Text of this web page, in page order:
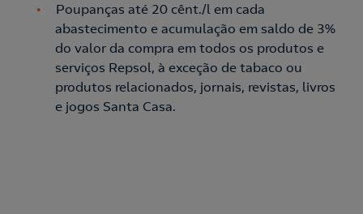
Contacte-nos
Contacte-nos para novas contratações
Nós ligamos!
Poupanças até 20 cênt./l em cada
abastecimento e acumulação em saldo de 3%
do valor da compra em todos os produtos e
serviços Repsol, à exceção de tabaco ou
produtos relacionados, jornais, revistas, livros
e jogos Santa Casa.